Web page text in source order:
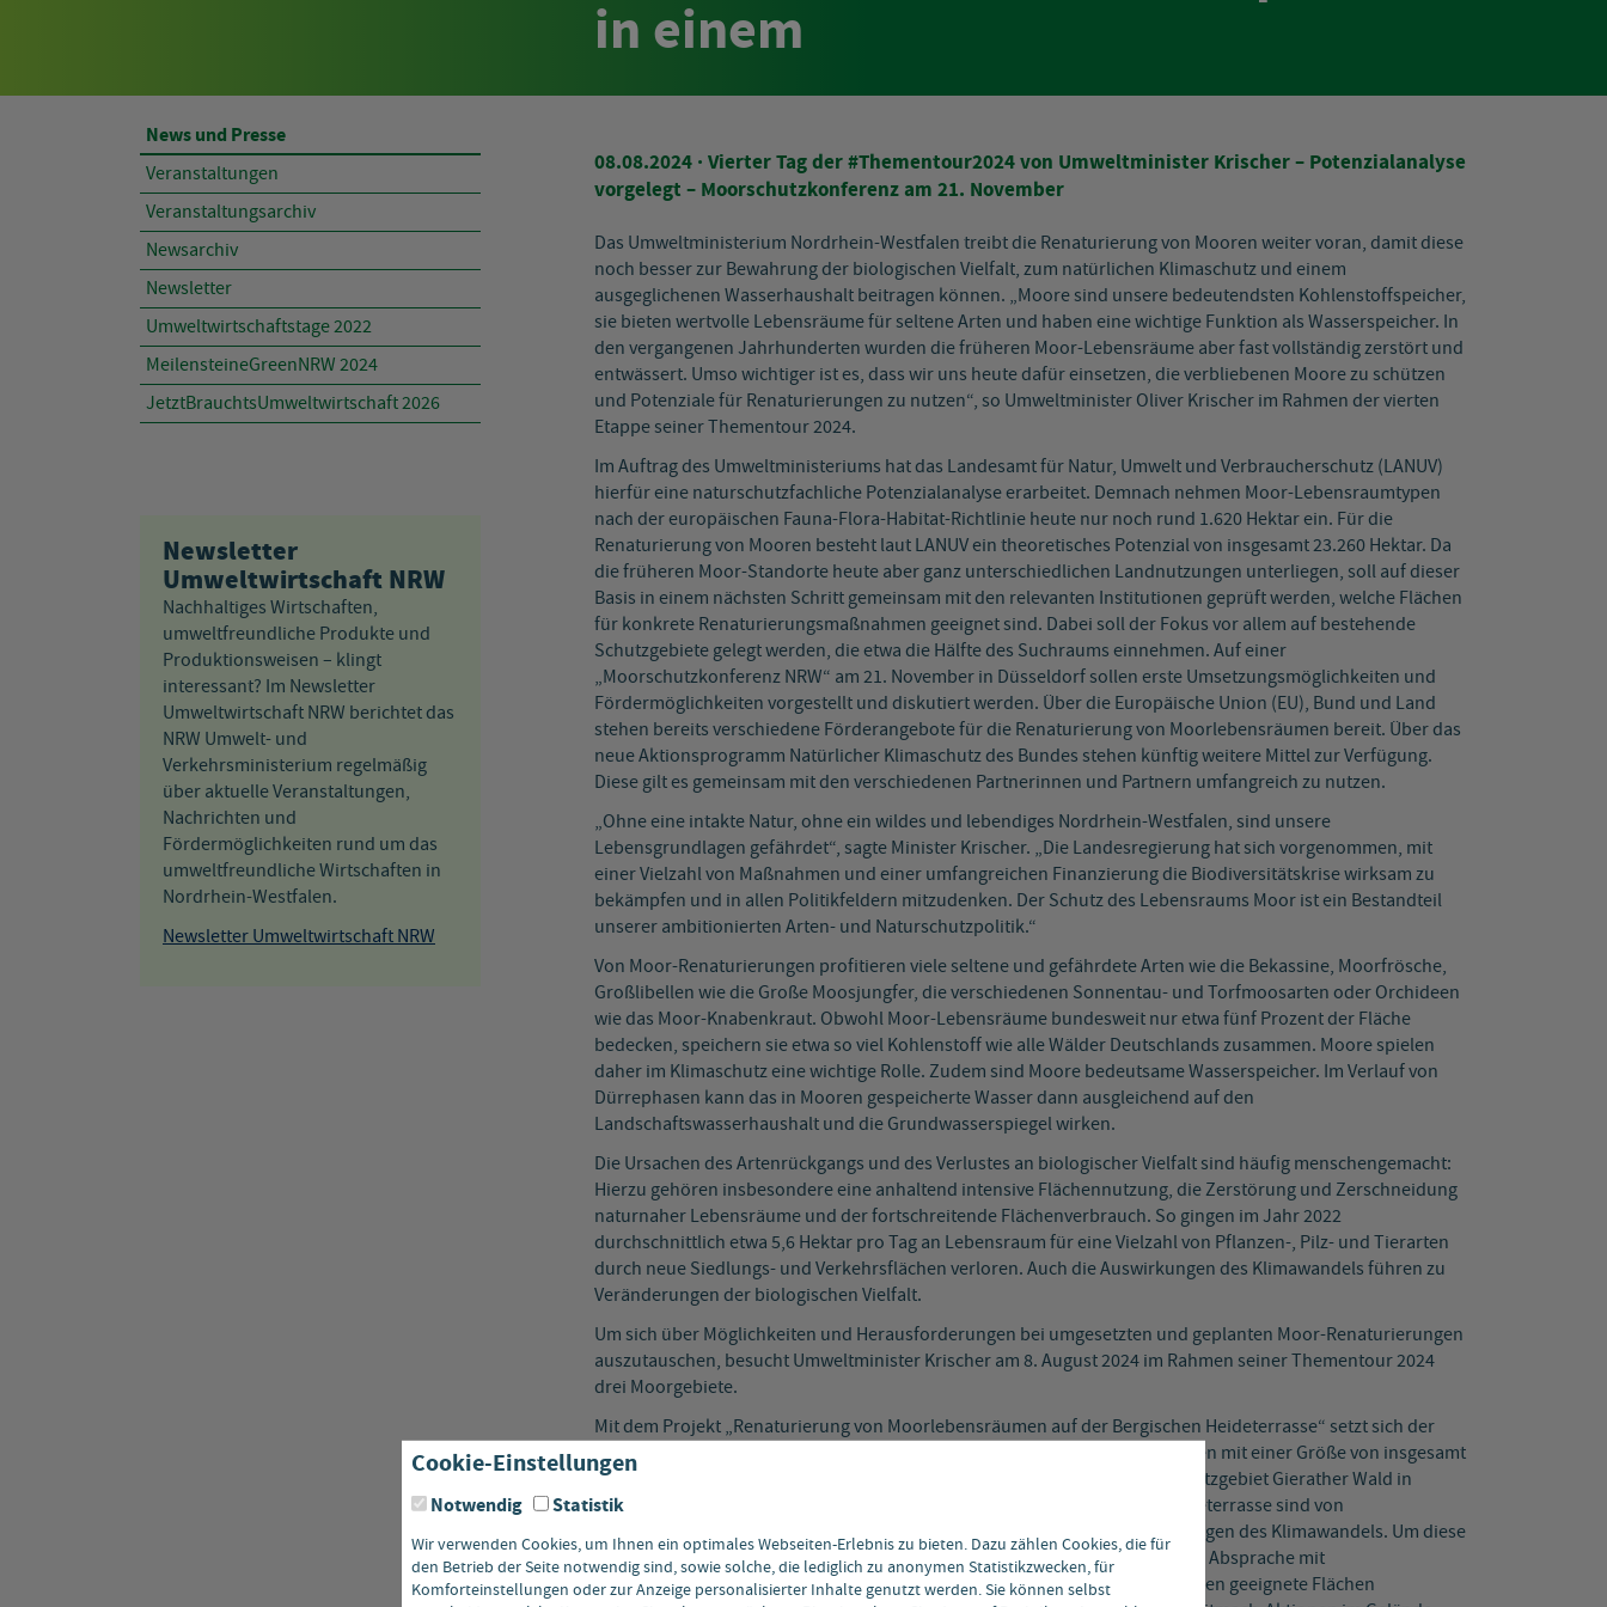
in einem
08.08.2024 · Vierter Tag der #Thementour2024 von Umweltminister Krischer – Potenzialanalyse
vorgelegt – Moorschutzkonferenz am 21. November
Das Umweltministerium Nordrhein-Westfalen treibt die Renaturierung von Mooren weiter voran, damit diese
noch besser zur Bewahrung der biologischen Vielfalt, zum natürlichen Klimaschutz und einem
ausgeglichenen Wasserhaushalt beitragen können. „Moore sind unsere bedeutendsten Kohlenstoffspeicher,
sie bieten wertvolle Lebensräume für seltene Arten und haben eine wichtige Funktion als Wasserspeicher. In
den vergangenen Jahrhunderten wurden die früheren Moor-Lebensräume aber fast vollständig zerstört und
entwässert. Umso wichtiger ist es, dass wir uns heute dafür einsetzen, die verbliebenen Moore zu schützen
und Potenziale für Renaturierungen zu nutzen“, so Umweltminister Oliver Krischer im Rahmen der vierten
Etappe seiner Thementour 2024.
Im Auftrag des Umweltministeriums hat das Landesamt für Natur, Umwelt und Verbraucherschutz (LANUV)
hierfür eine naturschutzfachliche Potenzialanalyse erarbeitet. Demnach nehmen Moor-Lebensraumtypen
nach der europäischen Fauna-Flora-Habitat-Richtlinie heute nur noch rund 1.620 Hektar ein. Für die
Renaturierung von Mooren besteht laut LANUV ein theoretisches Potenzial von insgesamt 23.260 Hektar. Da
die früheren Moor-Standorte heute aber ganz unterschiedlichen Landnutzungen unterliegen, soll auf dieser
Basis in einem nächsten Schritt gemeinsam mit den relevanten Institutionen geprüft werden, welche Flächen
für konkrete Renaturierungsmaßnahmen geeignet sind. Dabei soll der Fokus vor allem auf bestehende
Schutzgebiete gelegt werden, die etwa die Hälfte des Suchraums einnehmen. Auf einer
„Moorschutzkonferenz NRW“ am 21. November in Düsseldorf sollen erste Umsetzungsmöglichkeiten und
Fördermöglichkeiten vorgestellt und diskutiert werden. Über die Europäische Union (EU), Bund und Land
stehen bereits verschiedene Förderangebote für die Renaturierung von Moorlebensräumen bereit. Über das
neue Aktionsprogramm Natürlicher Klimaschutz des Bundes stehen künftig weitere Mittel zur Verfügung.
Diese gilt es gemeinsam mit den verschiedenen Partnerinnen und Partnern umfangreich zu nutzen.
„Ohne eine intakte Natur, ohne ein wildes und lebendiges Nordrhein-Westfalen, sind unsere
Lebensgrundlagen gefährdet“, sagte Minister Krischer. „Die Landesregierung hat sich vorgenommen, mit
einer Vielzahl von Maßnahmen und einer umfangreichen Finanzierung die Biodiversitätskrise wirksam zu
bekämpfen und in allen Politikfeldern mitzudenken. Der Schutz des Lebensraums Moor ist ein Bestandteil
unserer ambitionierten Arten- und Naturschutzpolitik.“
Von Moor-Renaturierungen profitieren viele seltene und gefährdete Arten wie die Bekassine, Moorfrösche,
Großlibellen wie die Große Moosjungfer, die verschiedenen Sonnentau- und Torfmoosarten oder Orchideen
wie das Moor-Knabenkraut. Obwohl Moor-Lebensräume bundesweit nur etwa fünf Prozent der Fläche
bedecken, speichern sie etwa so viel Kohlenstoff wie alle Wälder Deutschlands zusammen. Moore spielen
daher im Klimaschutz eine wichtige Rolle. Zudem sind Moore bedeutsame Wasserspeicher. Im Verlauf von
Dürrephasen kann das in Mooren gespeicherte Wasser dann ausgleichend auf den
Landschaftswasserhaushalt und die Grundwasserspiegel wirken.
Die Ursachen des Artenrückgangs und des Verlustes an biologischer Vielfalt sind häufig menschengemacht:
Hierzu gehören insbesondere eine anhaltend intensive Flächennutzung, die Zerstörung und Zerschneidung
naturnaher Lebensräume und der fortschreitende Flächenverbrauch. So gingen im Jahr 2022
durchschnittlich etwa 5,6 Hektar pro Tag an Lebensraum für eine Vielzahl von Pflanzen-, Pilz- und Tierarten
durch neue Siedlungs- und Verkehrsflächen verloren. Auch die Auswirkungen des Klimawandels führen zu
Veränderungen der biologischen Vielfalt.
Um sich über Möglichkeiten und Herausforderungen bei umgesetzten und geplanten Moor-Renaturierungen
auszutauschen, besucht Umweltminister Krischer am 8. August 2024 im Rahmen seiner Thementour 2024
drei Moorgebiete.
Mit dem Projekt „Renaturierung von Moorlebensräumen auf der Bergischen Heideterrasse“ setzt sich der
BUND NRW für die Renaturierung von mehr als 60 verschiedenen Moorflächen mit einer Größe von insgesamt
500 Hektar ein. Hierzu gehören unter anderem die Waldmoore im Naturschutzgebiet Gierather Wald in
Bergisch Gladbach. Zahlreiche Moor-Lebensräume auf der Bergischen Heideterrasse sind von
Entwässerungsgräben durchzogen. Hinzu kommen die negativen Auswirkungen des Klimawandels. Um diese
Biotope und ihre Ökosystemleistungen zu sichern, möchte der BUND NRW in Absprache mit
Flächeneigentümerinnen bzw. Flächeneigentümern und Naturschutzbehörden geeignete Flächen
News und Presse
Veranstaltungen
Veranstaltungsarchiv
Newsarchiv
Newsletter
Umweltwirtschaftstage 2022
MeilensteineGreenNRW 2024
JetztBrauchtsUmweltwirtschaft 2026
Newsletter
Umweltwirtschaft NRW
Nachhaltiges Wirtschaften,
umweltfreundliche Produkte und
Produktionsweisen – klingt
interessant? Im Newsletter
Umweltwirtschaft NRW berichtet das
NRW Umwelt- und
Verkehrsministerium regelmäßig
über aktuelle Veranstaltungen,
Nachrichten und
Fördermöglichkeiten rund um das
umweltfreundliche Wirtschaften in
Nordrhein-Westfalen.
Newsletter Umweltwirtschaft NRW
Cookie-Einstellungen
Notwendig Statistik
Wir verwenden Cookies, um Ihnen ein optimales Webseiten-Erlebnis zu bieten. Dazu zählen Cookies, die für
den Betrieb der Seite notwendig sind, sowie solche, die lediglich zu anonymen Statistikzwecken, für
Komforteinstellungen oder zur Anzeige personalisierter Inhalte genutzt werden. Sie können selbst